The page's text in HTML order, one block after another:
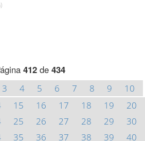
412de 434
3 4 5 6 7 8 9
10
15 16 17 18 19
20
25 26 27 28 29
30
35 36 37 38 39
40